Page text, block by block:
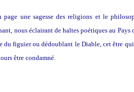
page une sagesse des religions et le
nous éclairant de haltes poétiques au Pays
du figuier ou dédoublant le Diable, cet être
être condamné.